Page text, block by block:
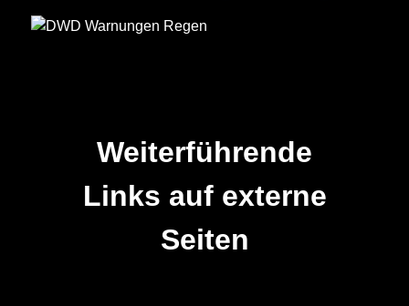
Weiterführende
Links auf externe
Seiten